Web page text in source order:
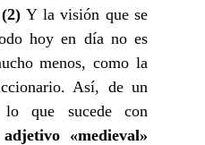
(2)Y la visión que se
hoy en día no es
menos, como la
Así, de un
que sucede con
«medieval»